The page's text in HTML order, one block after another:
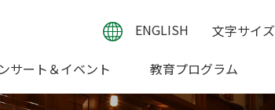
ENGLISH 文字サイズ
サート＆イベント 教育プログラム